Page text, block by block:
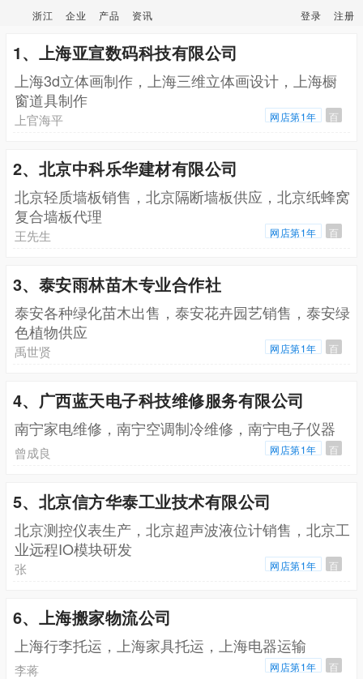
浙江 企业 产品 资讯 登录 注册
1、上海亚宣数码科技有限公司
上海3d立体画制作，上海三维立体画设计，上海橱
窗道具制作
上官海平 网店第1年 百
2、北京中科乐华建材有限公司
北京轻质墙板销售，北京隔断墙板供应，北京纸蜂窝
复合墙板代理
王先生 网店第1年 百
3、泰安雨林苗木专业合作社
泰安各种绿化苗木出售，泰安花卉园艺销售，泰安绿
色植物供应
禹世贤 网店第1年 百
4、广西蓝天电子科技维修服务有限公司
南宁家电维修，南宁空调制冷维修，南宁电子仪器
曾成良 网店第1年 百
5、北京信方华泰工业技术有限公司
北京测控仪表生产，北京超声波液位计销售，北京工
业远程IO模块研发
张 网店第1年 百
6、上海搬家物流公司
上海行李托运，上海家具托运，上海电器运输
李蒋 网店第1年 百